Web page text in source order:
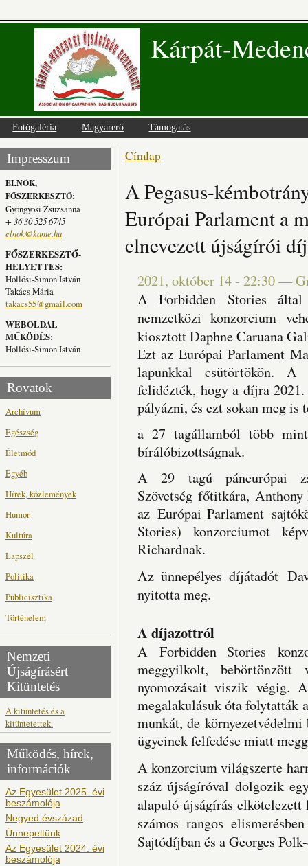
Kárpát-
Fotógaléria Magyarerő Támogatás
Impresszum
ELNÖK,
FŐSZERKESZTŐ:
Gyöngyösi Zsuzsanna
+ 36 30 525 6745
elnok@kame.hu
FŐSZERKESZTŐ-
HELYETTES:
Hollósi-Simon István
Takács Mária
takacs55@gmail.com
WEBOLDAL
MŰKÖDÉS:
Hollósi-Simon István
Rovatok
Archívum
Egészség
Életmód
Egyéb
Hírek, közlemények
Humor
Kultúra
Lapszél
Politika
Publicisztika
Történelem
Nemzeti
Újságírásért
Kitüntetés
A kitüntetés és a
kitüntetettek.
Működés, hírek,
információk
Az Egyesület 2025. évi
beszámolója
Negyed évszázad
Ünnepeltünk
Az Egyesület 2024. évi
beszámolója
Jelenlegi hely
Címlap
A Pegasus-
Európai Parlament a
elnevezett újságírói
2021, október 14 - 22:30—
A Forbidden Stories által
nemzetközi konzorcium
kiosztott Daphne Caruana
Ezt az Európai Parlament
lapunkkal csütörtökön. A
felidézték, hogy a díjra
pályázni, és ezt sokan meg is
a 27 tagállamból több
bírálóbizottságnak.
A 29 tagú páneurópai
Szövetség főtitkára,
az Európai Parlament
Stories) konzorciumot
Richardnak.
Az ünnepélyes díjátadót
nyitotta meg.
A díjazottról
A Forbidden Stories
meggyilkolt, bebörtönzött
nyomozásait viszik végig.
megalakulásuk óta folytatták
munkát, de
ügyeinek felfedése miatt
A konzorcium világszerte
száz újságíróval dolgozik
alapuló újságírás
számos rangos
Sajtódíjban és a Georges